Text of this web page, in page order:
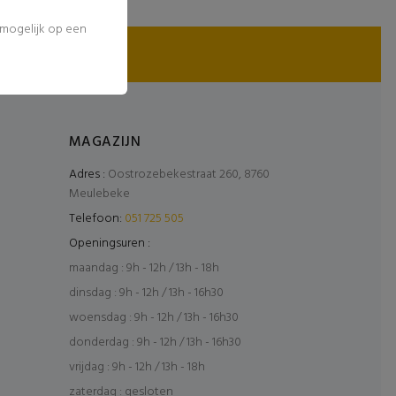
MAGAZIJN
Adres : Oostrozebekestraat 260, 8760
Meulebeke
Telefoon: 051 725 505
Openingsuren :
maandag : 9h - 12h / 13h - 18h
dinsdag : 9h - 12h / 13h - 16h30
woensdag : 9h - 12h / 13h - 16h30
donderdag : 9h - 12h / 13h - 16h30
vrijdag : 9h - 12h / 13h - 18h
op een